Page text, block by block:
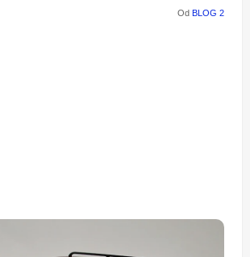
Od BLOG 2